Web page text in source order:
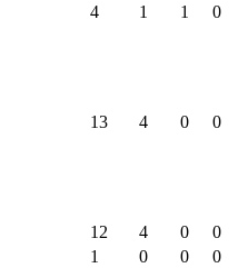
4 1 1 0
13 4 0 0
12 4 0
0
1 0 0 0